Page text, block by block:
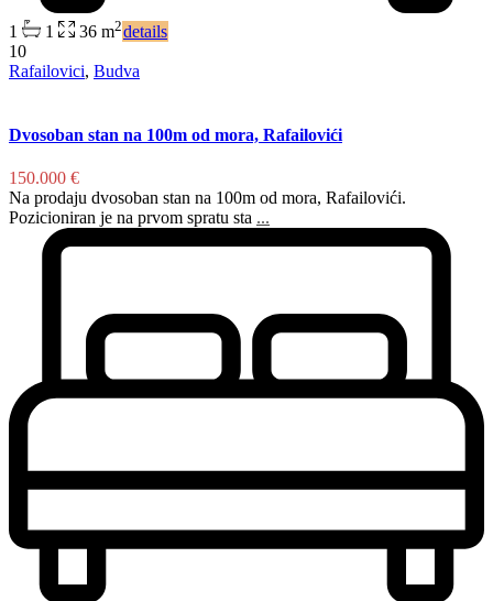
1 1 36 m2details
10
Rafailovici, Budva
Dvosoban stan na 100m od mora, Rafailovići
150.000 €
Na prodaju dvosoban stan na 100m od mora, Rafailovići.
Pozicioniran je na prvom spratu sta ...